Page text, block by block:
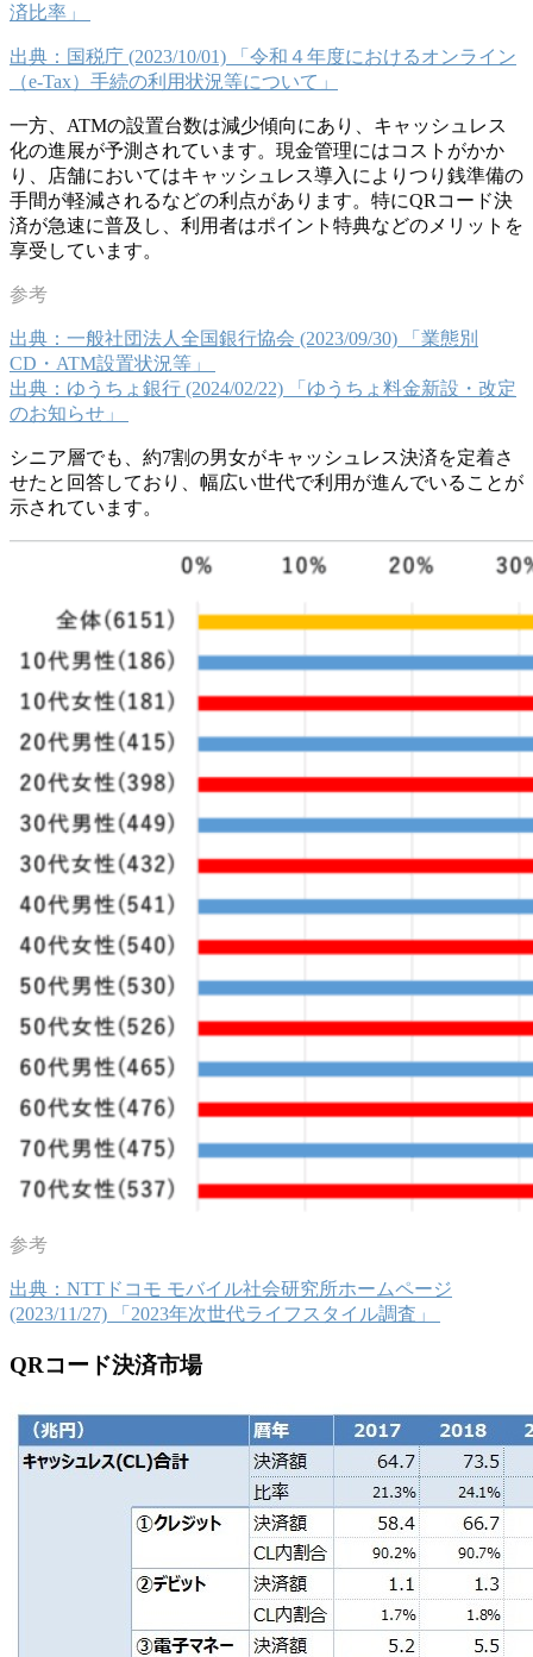
済比率」
出典：国税庁 (2023/10/01) 「令和４年度におけるオンライン
（e-Tax）⼿続の利⽤状況等について」
一方、ATMの設置台数は減少傾向にあり、キャッシュレス
化の進展が予測されています。現金管理にはコストがかか
り、店舗においてはキャッシュレス導入によりつり銭準備の
手間が軽減されるなどの利点があります。特にQRコード決
済が急速に普及し、利用者はポイント特典などのメリットを
享受しています。
出典：一般社団法人全国銀行協会 (2023/09/30) 「業態別
CD・ATM設置状況等」
出典：ゆうちょ銀行 (2024/02/22) 「ゆうちょ料金新設・改定
のお知らせ」
シニア層でも、約7割の男女がキャッシュレス決済を定着さ
せたと回答しており、幅広い世代で利用が進んでいることが
示されています。
出典：NTTドコモ モバイル社会研究所ホームページ
(2023/11/27) 「2023年次世代ライフスタイル調査」
QRコード決済市場